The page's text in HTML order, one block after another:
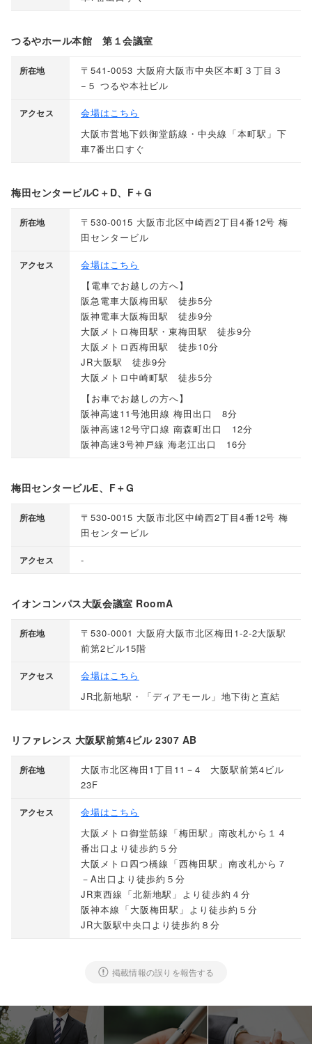
つるやホール本館 第１会議室
所在地
〒541-0053 大阪府大阪市中央区本町３丁目３
−５ つるや本社ビル
アクセス
会場はこちら
大阪市営地下鉄御堂筋線・中央線 「本町駅 」 下
車7番出口すぐ
梅田センタービルC＋D、F＋G
所在地
〒530-0015 大阪市北区中崎西2丁目4番12号 梅
田センタービル
アクセス
会場はこちら
【電車でお越しの方へ】
阪急電車大阪梅田駅 徒歩5分
阪神電車大阪梅田駅 徒歩9分
大阪メトロ梅田駅・東梅田駅 徒歩9分
大阪メトロ西梅田駅 徒歩10分
JR大阪駅 徒歩9分
大阪メトロ中崎町駅 徒歩5分
【お車でお越しの方へ】
阪神高速11号池田線 梅田出口 8分
阪神高速12号守口線 南森町出口 12分
阪神高速3号神戸線 海老江出口 16分
梅田センタービルE、F＋G
所在地
〒530-0015 大阪市北区中崎西2丁目4番12号 梅
田センタービル
アクセス -
イオンコンパス大阪会議室 RoomA
所在地
〒530-0001 大阪府大阪市北区梅田1-2-2大阪駅
前第2ビル15階
アクセス
会場はこちら
JR北新地駅・
「ディアモール 」 地下街と直結
リファレンス 大阪駅前第4ビル 2307 AB
所在地
大阪市北区梅田1丁目11－4 大阪駅前第4ビル
23F
アクセス
会場はこちら
大阪メトロ御堂筋線 「梅田駅 」 南改札から１４
番出口より徒歩約５分
大阪メトロ四つ橋線 「西梅田駅 」 南改札から７
－A出口より徒歩約５分
JR東西線 「北新地駅 」 より徒歩約４分
阪神本線 「大阪梅田駅 」 より徒歩約５分
JR大阪駅中央口より徒歩約８分
掲載情報の誤りを報告する